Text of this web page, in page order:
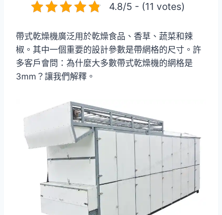
4.8/5 - (11 votes)
帶式乾燥機廣泛用於乾燥食品、香草、蔬菜和辣
椒。其中一個重要的設計參數是帶網格的尺寸。許
多客戶會問：為什麼大多數帶式乾燥機的網格是
3mm？讓我們解釋。